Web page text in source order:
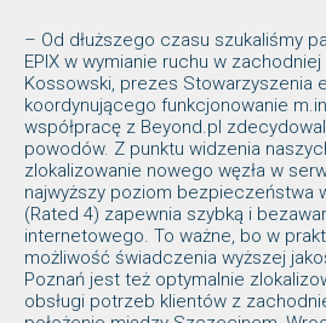
– Od dłuższego czasu szukaliśmy
EPIX w wymianie ruchu w
Kossowski, prezes Stowarzyszenia
koordynującego funkcjonowanie
współpracę z Beyond.pl
powodów. Z punktu widzenia
zlokalizowanie nowego węzła w
najwyższy poziom bezpieczeństwa
(Rated 4) zapewnia szybką i
internetowego. To ważne, bo w
możliwość świadczenia wyższej
Poznań jest też optymalnie
obsługi potrzeb klientów z